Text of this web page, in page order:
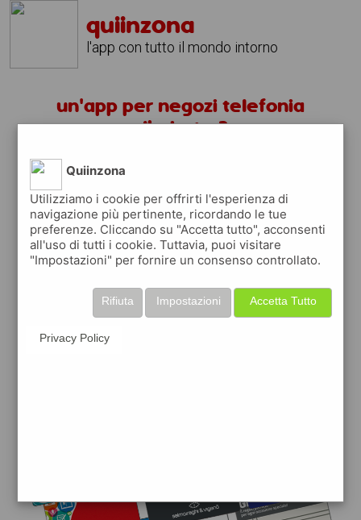
quiinzona
l'app con tutto il mondo intorno
un'app per negozi telefonia
albairate ?
scarica gratis app
quiinzona è una app
gratuita per trovare
negozi
ti premia
Quiinzona
Utilizziamo i cookie per offrirti l'esperienza di
navigazione più pertinente, ricordando le tue
preferenze. Cliccando su "Accetta tutto", acconsenti
all'uso di tutti i cookie. Tuttavia, puoi visitare
"Impostazioni" per fornire un consenso controllato.
Accetta Tutto
Impostazioni
Rifiuta
Privacy Policy